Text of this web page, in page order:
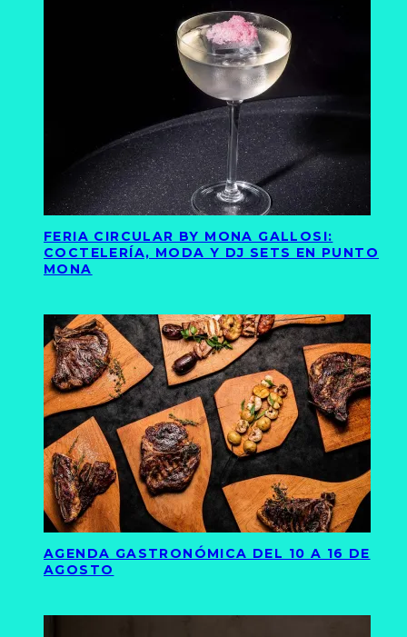
FERIA CIRCULAR BY MONA GALLOSI:
COCTELERÍA, MODA Y DJ SETS EN PUNTO
MONA
AGENDA GASTRONÓMICA DEL 10 A 16 DE
AGOSTO